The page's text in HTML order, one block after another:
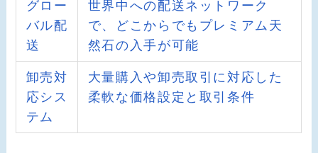
グロー
バル配
送
世界中への配送ネットワーク
で、どこからでもプレミアム天
然石の入手が可能
卸売対
応シス
テム
大量購入や卸売取引に対応した
柔軟な価格設定と取引条件